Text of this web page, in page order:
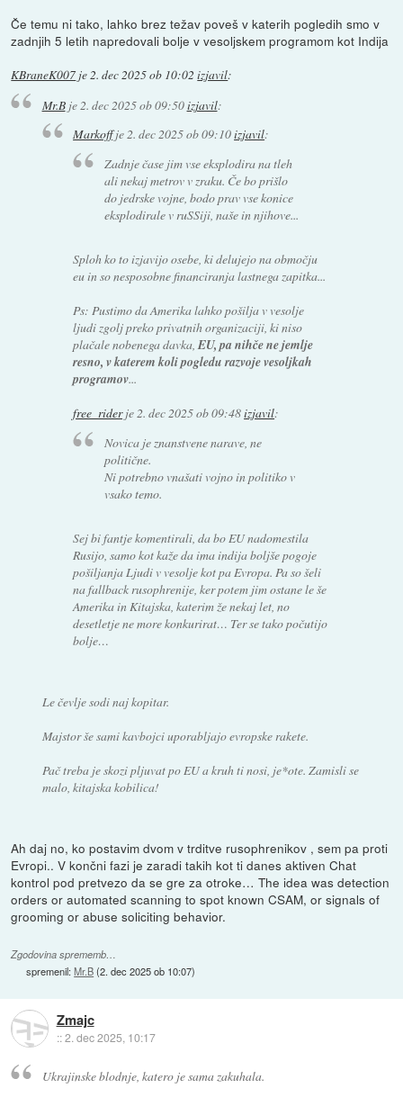
Če temu ni tako, lahko brez težav poveš v katerih pogledih smo v
zadnjih 5 letih napredovali bolje v vesoljskem programom kot Indija
KBraneK007 je2. dec 2025 ob 10:02 izjavil:
Mr.Bje 2. dec 2025 ob 09:50izjavil:
Markoffje2. dec 2025 ob 09:10izjavil:
Zadnje čase jim vse eksplodira na tleh
ali nekaj metrov v zraku. Če bo prišlo
do jedrske vojne, bodo prav vse konice
eksplodirale v ruSSiji, naše in njihove...
Sploh ko to izjavijo osebe, ki delujejo na območju
eu in so nesposobne financiranja lastnega zapitka...
Ps: Pustimo da Amerika lahko pošilja v vesolje
ljudi zgolj preko privatnih organizaciji, ki niso
plačale nobenega davka,EU, pa nihče ne jemlje
resno, v katerem koli pogledu razvoje vesoljkah
programov...
free_riderje2. dec 2025 ob 09:48izjavil:
Novica je znanstvene narave, ne
politične.
Ni potrebno vnašati vojno in politiko v
vsako temo.
Sej bi fantje komentirali, da bo EU nadomestila
Rusijo, samo kot kaže da ima indija boljše pogoje
pošiljanja Ljudi v vesolje kot pa Evropa. Pa so šeli
na fallback rusophrenije, ker potem jim ostane le še
Amerika in Kitajska, katerim že nekaj let, no
desetletje ne more konkurirat… Ter se tako počutijo
bolje…
Le čevlje sodi naj kopitar.
Majstor še sami kavbojci uporabljajo evropske rakete.
Pač treba je skozi pljuvat po EU a kruh ti nosi, je*ote. Zamisli se
malo, kitajska kobilica!
Ah daj no, ko postavim dvom v trditve rusophrenikov , sem pa proti
Evropi.. V končni fazi je zaradi takih kot ti danes aktiven Chat
kontrol pod pretvezo da se gre za otroke… The idea was detection
orders or automated scanning to spot known CSAM, or signals of
grooming or abuse soliciting behavior.
Zgodovina sprememb…
spremenil:Mr.B(2. dec 2025 ob 10:07)
Zmajc
::2. dec 2025, 10:17
Ukrajinske blodnje, katero je sama zakuhala.